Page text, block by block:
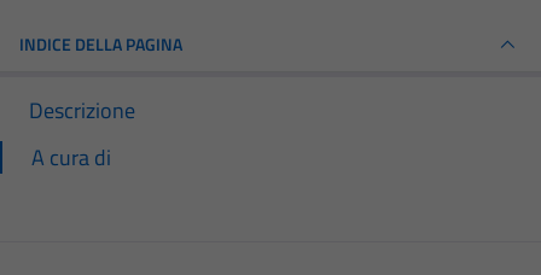
INDICE DELLA PAGINA
Descrizione
A cura di